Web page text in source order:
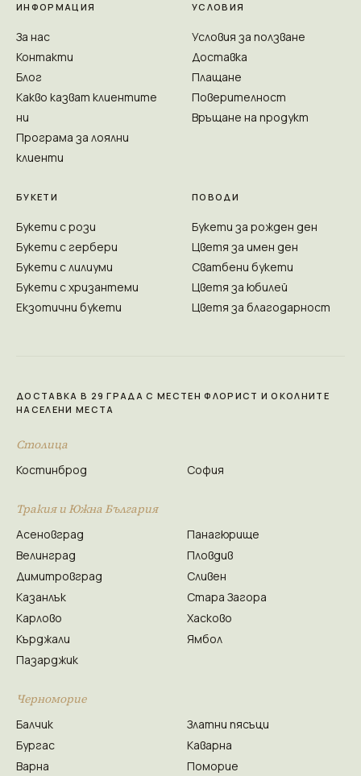
ИНФОРМАЦИЯ
За нас
Контакти
Блог
Какво казват клиентите
ни
Програма за лоялни
клиенти
УСЛОВИЯ
Условия за ползване
Доставка
Плащане
Поверителност
Връщане на продукт
БУКЕТИ
Букети с рози
Букети с гербери
Букети с лилиуми
Букети с хризантеми
Екзотични букети
ПОВОДИ
Букети за рожден ден
Цветя за имен ден
Сватбени букети
Цветя за юбилей
Цветя за благодарност
ДОСТАВКА В 29 ГРАДА С МЕСТЕН ФЛОРИСТ И ОКОЛНИТЕ
НАСЕЛЕНИ МЕСТА
Столица
Костинброд София
Тракия и Южна България
Асеновград
Велинград
Димитровград
Казанлък
Карлово
Кърджали
Пазарджик
Панагюрище
Пловдив
Сливен
Стара Загора
Хасково
Ямбол
Черноморие
Балчик
Бургас
Варна
Златни пясъци
Каварна
Поморие